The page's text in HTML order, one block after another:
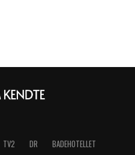
TV2 DR
BADEHOTELLET